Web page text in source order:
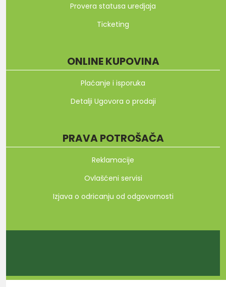
Provera statusa uredjaja
Ticketing
ONLINE KUPOVINA
Plaćanje i isporuka
Detalji Ugovora o prodaji
PRAVA POTROŠAČA
Reklamacije
Ovlašćeni servisi
Izjava o odricanju od odgovornosti